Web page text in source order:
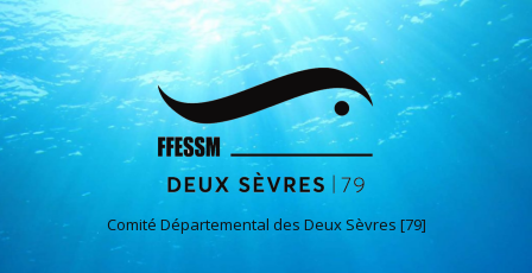
Comité Départemental des Deux Sèvres [79]